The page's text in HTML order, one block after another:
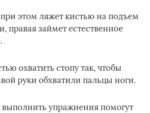
этом ляжет кистью на подъем
правая займет естественное
охватить стопу так, чтобы
руки обхватили пальцы ноги.
упражнения помогут